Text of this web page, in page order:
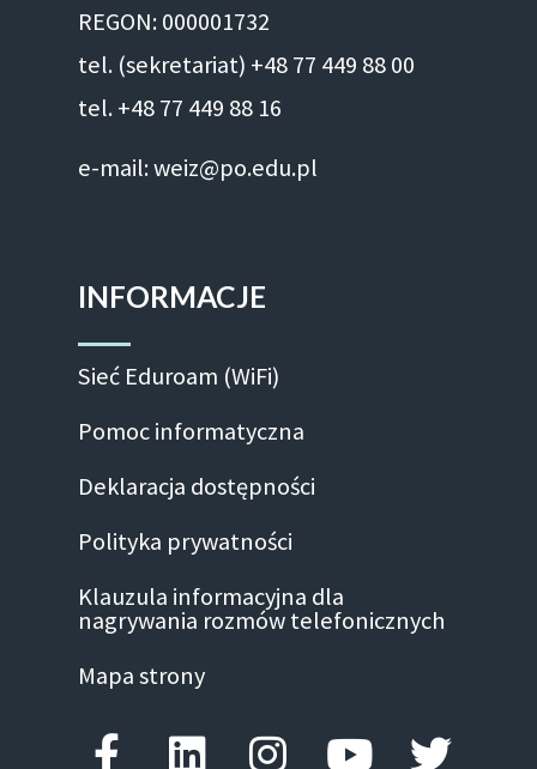
REGON: 000001732
tel. (sekretariat) +48 77 449 88 00
tel. +48 77 449 88 16
e-mail: weiz@po.edu.pl
INFORMACJE
Sieć Eduroam (WiFi)
Pomoc informatyczna
Deklaracja dostępności
Polityka prywatności
Klauzula informacyjna dla
nagrywania rozmów telefonicznych
Mapa strony
Facebook-f
LinkedinInstagram
Youtube